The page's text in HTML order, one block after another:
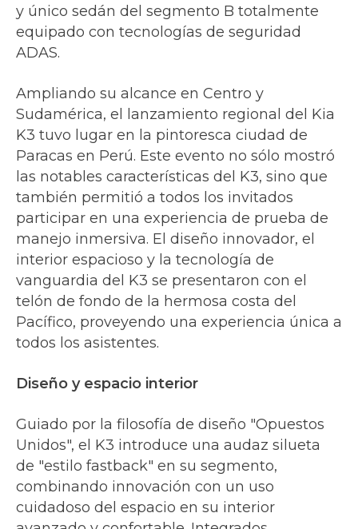
y único sedán del segmento B totalmente
equipado con tecnologías de seguridad
ADAS.
Ampliando su alcance en Centro y
Sudamérica, el lanzamiento regional del Kia
K3 tuvo lugar en la pintoresca ciudad de
Paracas en Perú. Este evento no sólo mostró
las notables características del K3, sino que
también permitió a todos los invitados
participar en una experiencia de prueba de
manejo inmersiva. El diseño innovador, el
interior espacioso y la tecnología de
vanguardia del K3 se presentaron con el
telón de fondo de la hermosa costa del
Pacífico, proveyendo una experiencia única a
todos los asistentes.
Diseño y espacio interior
Guiado por la filosofía de diseño "Opuestos
Unidos", el K3 introduce una audaz silueta
de "estilo fastback" en su segmento,
combinando innovación con un uso
cuidadoso del espacio en su interior